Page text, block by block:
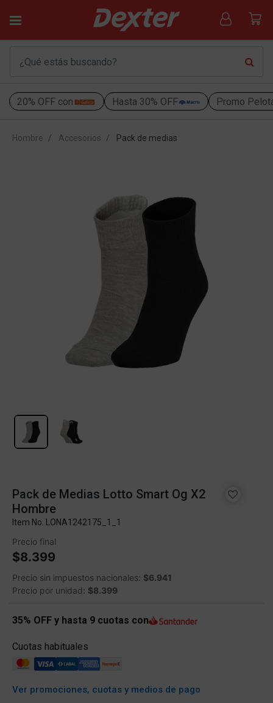
20% OFF con Hasta 30% OFF Promo
Hombre Accesorios Pack de medias
Pack de Medias Lotto Smart Og X2
Hombre
Item No. LONA1242175_1_1
Precio final
$8.399
Precio sin impuestos nacionales: $6.941
Precio por unidad: $8.399
35% OFF y hasta 9 cuotas con
Cuotas habituales
Ver promociones, cuotas y medios de pago